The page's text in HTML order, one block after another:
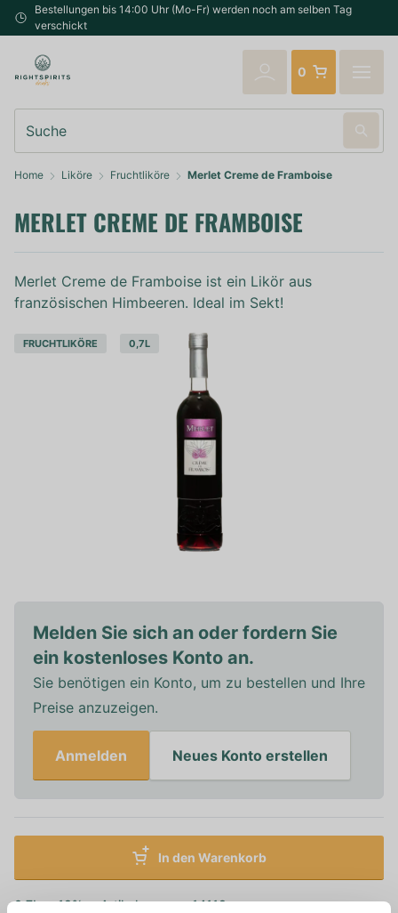
Bestellungen bis 14:00 Uhr (Mo-Fr) werden noch am selben Tag
verschickt
0
Home Liköre Fruchtliköre Merlet Creme de Framboise
MERLET CREME DE FRAMBOISE
Merlet Creme de Framboise ist ein Likör aus
französischen Himbeeren. Ideal im Sekt!
FRUCHTLIKÖRE 0,7L
Melden Sie sich an oder fordern Sie
ein kostenloses Konto an.
Sie benötigen ein Konto, um zu bestellen und Ihre
Preise anzuzeigen.
Anmelden Neues Konto erstellen
In den Warenkorb
0,7L 18%
Artikelnummer: 14118